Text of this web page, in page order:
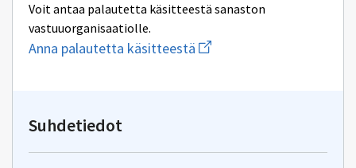
Voit antaa palautetta käsitteestä sanaston
vastuuorganisaatiolle.
Anna palautetta käsitteestä Aloita
uuden
Suhdetiedot